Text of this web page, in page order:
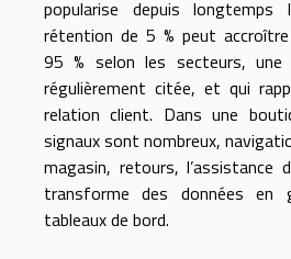
popularise depuis longtemps
rétention de 5 % peut
95 % selon les secteurs,
régulièrement citée, et qui
relation client. Dans une
signaux sont nombreux,
magasin, retours, l’assistance
transforme des données en
tableaux de bord.